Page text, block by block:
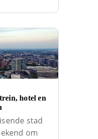
hotel en
stad
om